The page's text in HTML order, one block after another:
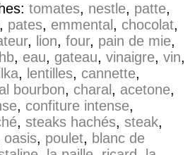
tomates, nestle, patte,
, pates, emmental , chocolat,
, lion, four, pain de mie,
, eau, gateau, vinaigre, vin,
, lentilles, cannette,
bourbon, charal , acetone,
, confiture intense,
, steaks hachés, steak,
oasis, poulet, blanc de